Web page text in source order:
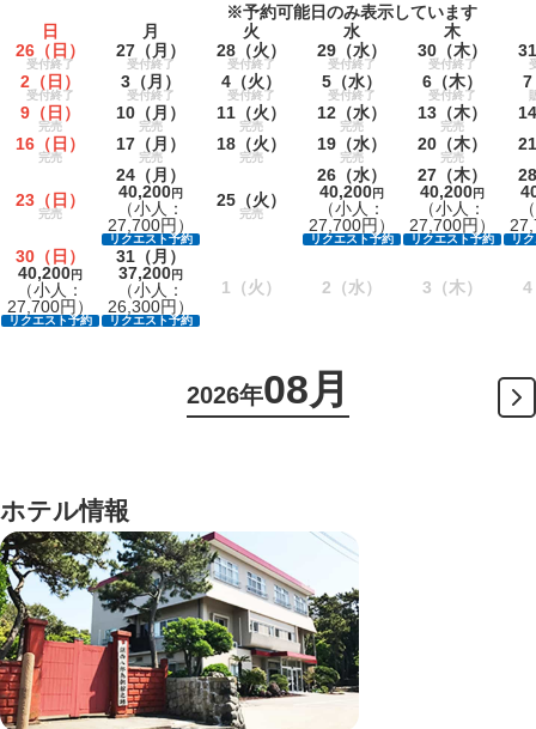
※予約可能日のみ表示しています
日
月 火 水
木
26 （日）
受付終了
27 （月）
受付終了
28 （火）
受付終了
29 （水）
受付終了
30 （木）
受付終了
31
2 （日）
受付終了
3 （月）
受付終了
4 （火）
受付終了
5 （水）
受付終了
6 （木）
受付終了
7
9 （日）
完売
10 （月）
完売
11 （火）
完売
12 （水）
完売
13 （木）
完売
14
16 （日）
完売
17 （月）
完売
18 （火）
完売
19 （水）
完売
20 （木）
完売
21
23 （日）
完売
24 （月）
40,200円
（小人：
27,700円）
リクエスト予約
25 （火）
完売
26 （水）
40,200円
（小人：
27,700円）
リクエスト予約
27 （木）
40,200円
（小人：
27,700円）
リクエスト予約
28
リ
30 （日）
40,200円
（小人：
27,700円）
リクエスト予約
31 （月）
37,200円
（小人：
26,300円）
リクエスト予約
1 （火） 2 （水） 3 （木） 4
2026年08月
ホテル情報